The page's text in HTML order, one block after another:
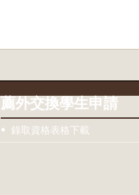
薦外交換學生申請
錄取資格表格下載